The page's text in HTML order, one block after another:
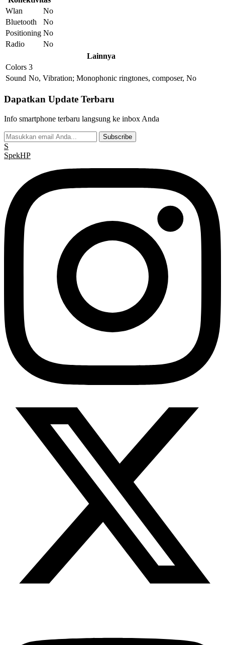
Wlan
No
Bluetooth
No
Positioning No
Radio
No
Lainnya
Colors 3
Sound No, Vibration; Monophonic ringtones, composer, No
Dapatkan Update Terbaru
Info smartphone terbaru langsung ke inbox Anda
Subscribe
S
SpekHP